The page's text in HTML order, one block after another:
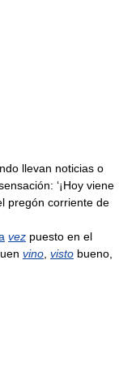
llevan noticias o
‘¡Hoy viene
pregón corriente de
vez puesto en el
vino visto bueno,